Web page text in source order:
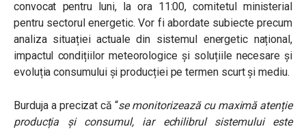
convocat pentru luni, la ora 11:00, comitetul ministerial
pentru sectorul energetic. Vor fi abordate subiecte precum
analiza situației actuale din sistemul energetic național,
impactul condițiilor meteorologice și soluțiile necesare și
evoluția consumului și producției pe termen scurt și mediu.
Burduja a precizat că “se monitorizează cu maximă atenție
producția și consumul, iar echilibrul sistemului este